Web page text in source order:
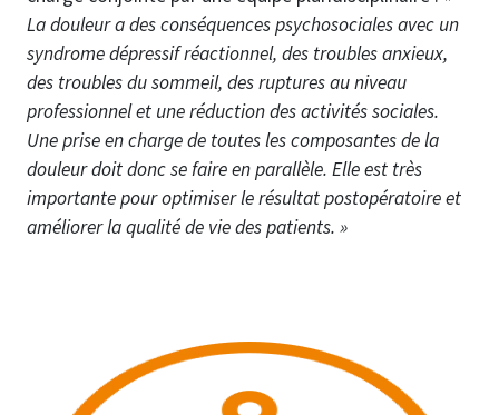
La douleur a des conséquences psychosociales avec un
syndrome dépressif réactionnel, des troubles anxieux,
des troubles du sommeil, des ruptures au niveau
professionnel et une réduction des activités sociales.
Une prise en charge de toutes les composantes de la
douleur doit donc se faire en parallèle. Elle est très
importante pour optimiser le résultat postopératoire et
améliorer la qualité de vie des patients. »